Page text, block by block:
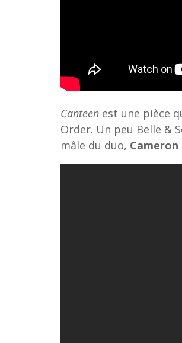
Canteen est une pièce
Order. Un peu Belle &
mâle du duo,